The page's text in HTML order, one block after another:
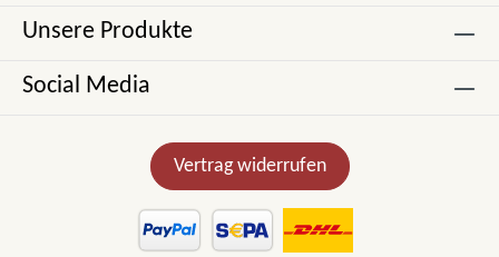
Unsere Produkte
Social Media
Vertrag widerrufen